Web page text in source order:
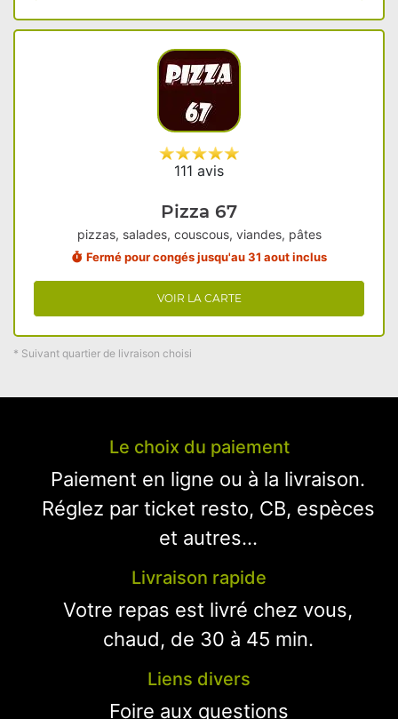
111 avis
Pizza 67
pizzas, salades, couscous, viandes, pâtes
Fermé pour congés jusqu'au 31 aout inclus
VOIR LA CARTE
* Suivant quartier de livraison choisi
Le choix du paiement
Paiement en ligne ou à la livraison.
Réglez par ticket resto, CB, espèces
et autres...
Livraison rapide
Votre repas est livré chez vous,
chaud, de 30 à 45 min.
Liens divers
Foire aux questions